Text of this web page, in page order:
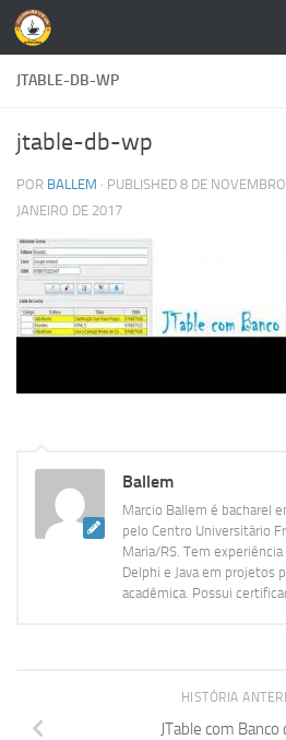
Skip to content
JTABLE-DB-WP
jtable-db-wp
POR BALLEM · PUBLISHED 8 DE
JANEIRO DE 2017
Ballem
Marcio Ballem é bacharel
pelo Centro Universitário
Maria/RS. Tem
Delphi e Java em projetos
acadêmica. Possui
HISTÓRIA
JTable com Banco